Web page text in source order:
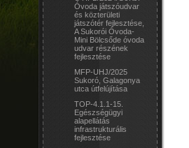
Óvoda játszóudvar
és közterületi
játszótér fejlesztése,
A Sukorói Óvoda-
Mini Bölcsőde óvoda
udvar részének
fejlesztése
MFP-UHJ/2025
Sukoró, Galagonya
utca útfelújítása
TOP-4.1.1-15.
Egészségügyi
alapellátás
infrastrukturális
fejlesztése